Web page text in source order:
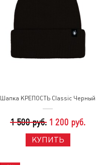
Шапка КРЕПОСТЬ Classic Черный
1 500 руб. 1 200 руб.
КУПИТЬ